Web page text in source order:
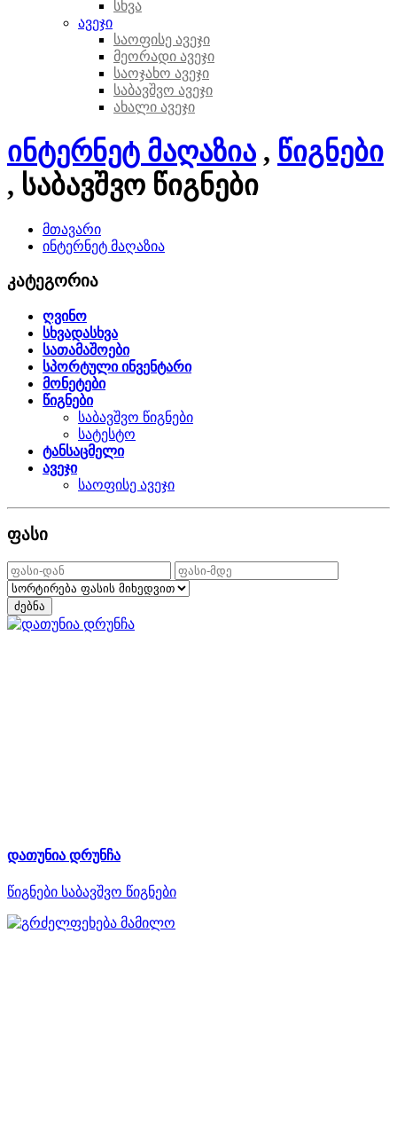
სხვა
ავეჯი
საოფისე ავეჯი
მეორადი ავეჯი
საოჯახო ავეჯი
საბავშვო ავეჯი
ახალი ავეჯი
ინტერნეტ მაღაზია , წიგნები
, საბავშვო წიგნები
მთავარი
ინტერნეტ მაღაზია
კატეგორია
ღვინო
სხვადასხვა
სათამაშოები
სპორტული ინვენტარი
მონეტები
წიგნები
საბავშვო წიგნები
სატესტო
ტანსაცმელი
ავეჯი
საოფისე ავეჯი
ფასი
ძებნა
დათუნია დრუნჩა
წიგნები საბავშვო წიგნები